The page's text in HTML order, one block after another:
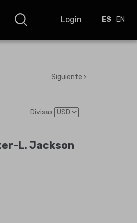
Login ES EN
Siguiente
Divisas
L. Jackson